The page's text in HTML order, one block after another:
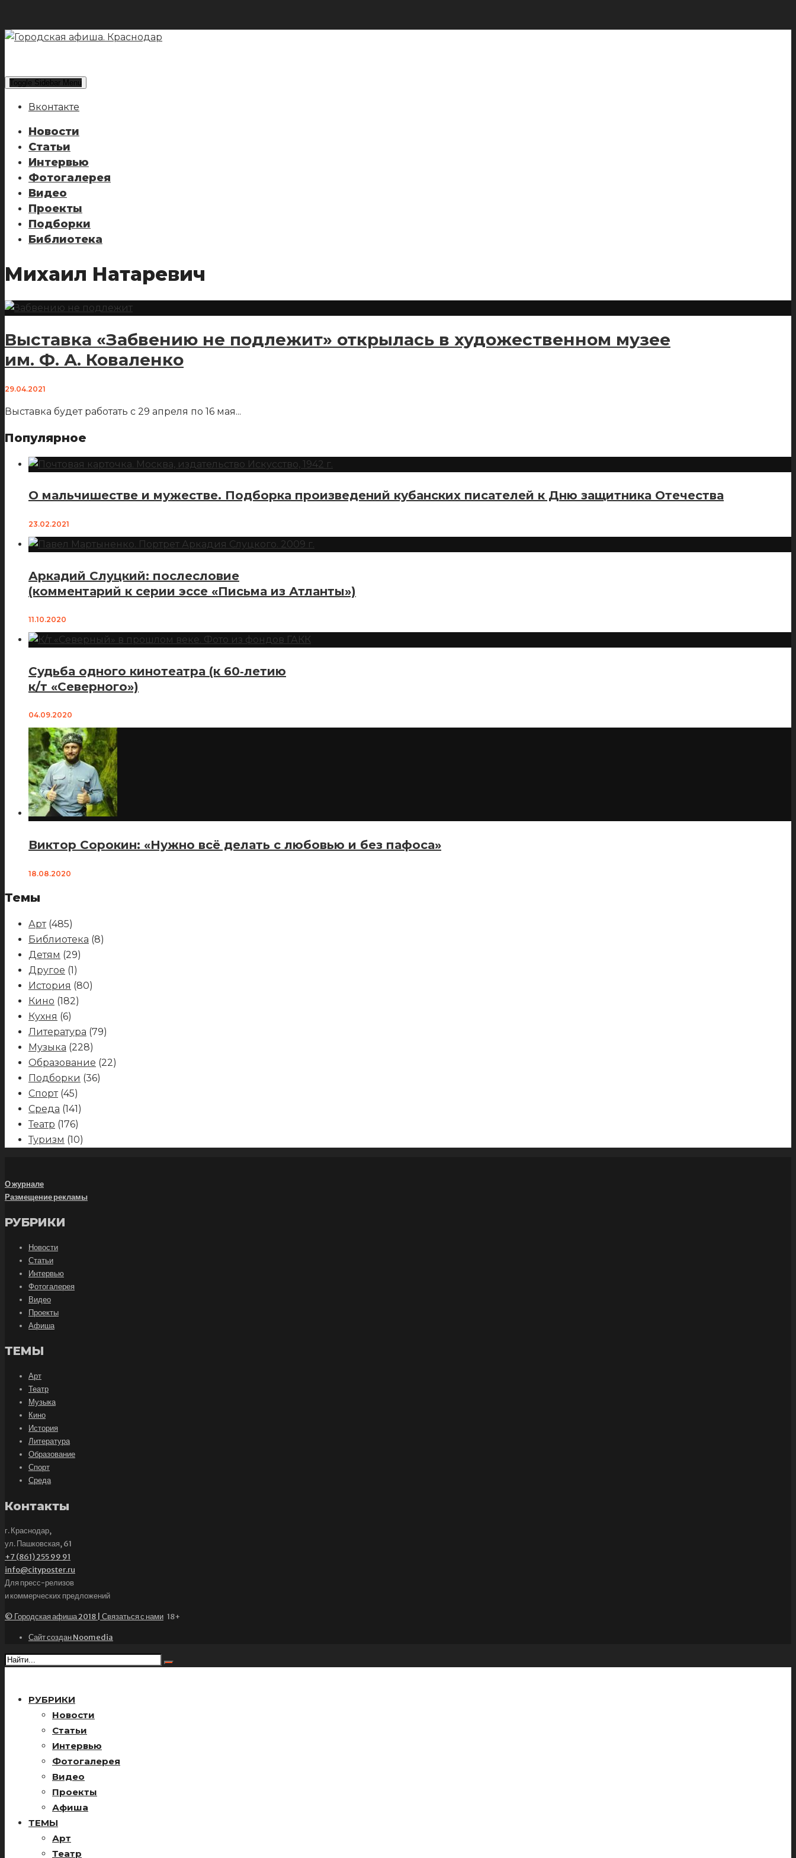
Toggle Sidebar Menu
Вконтакте
Новости
Статьи
Интервью
Фотогалерея
Видео
Проекты
Подборки
Библиотека
Михаил Натаревич
Выставка «Забвению не подлежит» открылась в художественном музее
им. Ф. А. Коваленко
29.04.2021
Выставка будет работать с 29 апреля по 16 мая...
Популярное
О мальчишестве и мужестве. Подборка произведений кубанских писателей к Дню защитника Отечества
23.02.2021
Аркадий Слуцкий: послесловие
(комментарий к серии эссе «Письма из Атланты»)
11.10.2020
Судьба одного кинотеатра (к 60‑летию
к/т «Северного»)
04.09.2020
Виктор Сорокин: «Нужно всё делать с любовью и без пафоса»
18.08.2020
Темы
Арт(485)
Библиотека (8)
Детям (29)
Другое (1)
История (80)
Кино (182)
Кухня (6)
Литература (79)
Музыка (228)
Образование (22)
Подборки (36)
Спорт(45)
Среда (141)
Театр (176)
Туризм (10)
О журнале
Размещение рекламы
РУБРИКИ
Новости
Статьи
Интервью
Фотогалерея
Видео
Проекты
Афиша
ТЕМЫ
Арт
Театр
Музыка
Кино
История
Литература
Образование
Спорт
Среда
Контакты
г. Краснодар,
ул. Пашковская, 61
+7 (861) 255 99 91
info@cityposter.ru
Для пресс-релизов
и коммерческих предложений
© Городская афиша 2018 | Связаться с нами 18+
Сайт создан Noomedia
РУБРИКИ
Новости
Статьи
Интервью
Фотогалерея
Видео
Проекты
Афиша
ТЕМЫ
Арт
Театр